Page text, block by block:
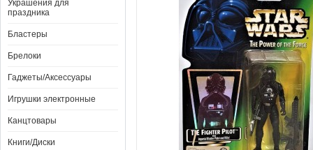
Украшения для
праздника
Бластеры
Брелоки
Гаджеты/Аксессуары
Игрушки электронные
Канцтовары
Книги/Диски